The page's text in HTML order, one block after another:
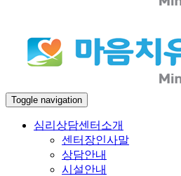
Toggle navigation
심리상담센터소개
센터장인사말
상담안내
시설안내